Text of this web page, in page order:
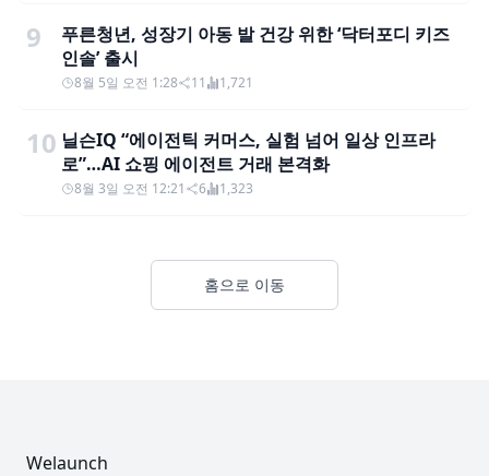
9
푸른청년, 성장기 아동 발 건강 위한 ‘닥터포디 키즈
인솔’ 출시
8월 5일 오전 1:28 11 1,721
10 닐슨IQ “에이전틱 커머스, 실험 넘어 일상 인프라
로”…AI 쇼핑 에이전트 거래 본격화
8월 3일 오전 12:21 6 1,323
홈으로 이동
Welaunch